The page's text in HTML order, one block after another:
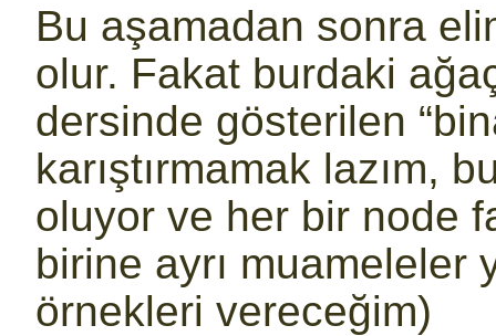
Bu aşamadan sonra
olur. Fakat burdaki ağaç
dersinde gösterilen
karıştırmamak lazım,
oluyor ve her bir node
birine ayrı muameleler
örnekleri vereceğim)